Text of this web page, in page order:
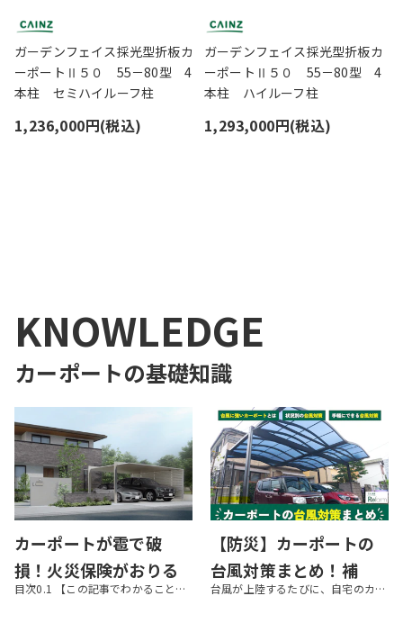
ガーデンフェイス採光型折板カ
ーポートⅡ５０ 55－80型 4
本柱 セミハイルーフ柱
1,236,000円(税込)
ガーデンフェイス採光型折板カ
ーポートⅡ５０ 55－80型 4
本柱 ハイルーフ柱
1,293,000円(税込)
KNOWLEDGE
カーポートの基礎知識
カーポートが雹で破
損！火災保険がおりる
条件＆愛車を守る3つの
目次0.1 【この記事でわかること】1 そもそも雹（ひょう）が降る条件とは？1.1 雹が降りやすいのは5月から6月の初夏や10月1.2 雹の落下速度は時速100km以上にも1.3 雹被害は北日本や東日本に多い2 雹でカー...
【防災】カーポートの
台風対策まとめ！補
強・対処法やロープの台風が上陸するたびに、自宅のカーポートが飛ばされるのではないのかと不安に思う人もいるのではないでしょうか。そのため、この記事ではカーポートの台風対策について紹介します。気軽にできるプチリフォームのようなものも紹介しますの...